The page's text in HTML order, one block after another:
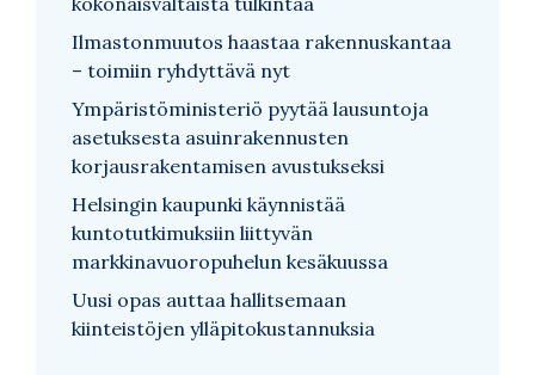
Ilmastonmuutos haastaa rakennuskantaa
– toimiin ryhdyttävä nyt
Ympäristöministeriö pyytää lausuntoja
asetuksesta asuinrakennusten
korjausrakentamisen avustukseksi
Helsingin kaupunki käynnistää
kuntotutkimuksiin liittyvän
markkinavuoropuhelun kesäkuussa
Uusi opas auttaa hallitsemaan
kiinteistöjen ylläpitokustannuksia